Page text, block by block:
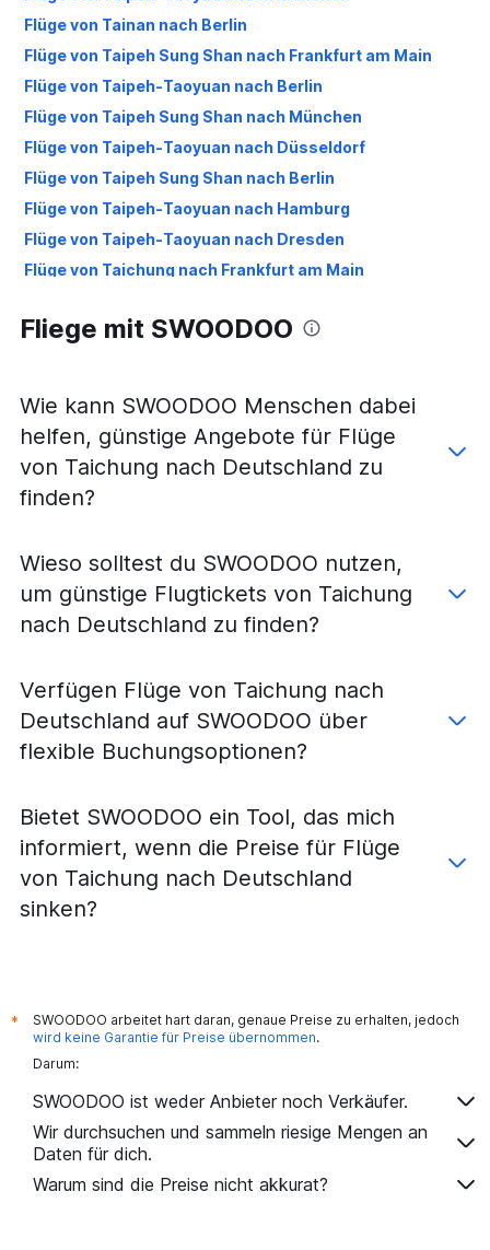
Flüge von Tainan nach Berlin
Flüge von Taipeh Sung Shan nach Frankfurt am Main
Flüge von Taipeh-Taoyuan nach Berlin
Flüge von Taipeh Sung Shan nach München
Flüge von Taipeh-Taoyuan nach Düsseldorf
Flüge von Taipeh Sung Shan nach Berlin
Flüge von Taipeh-Taoyuan nach Hamburg
Flüge von Taipeh-Taoyuan nach Dresden
Flüge von Taichung nach Frankfurt am Main
Flüge von Taipeh Sung Shan nach Hamburg
Flüge von Kaohsiung nach Berlin
Flüge von Taipeh-Taoyuan nach Köln
Flüge von Kaohsiung nach Düsseldorf
Flüge von Taichung nach Düsseldorf
Flüge von Kaohsiung nach Bremen
Fliege mit SWOODOO
Wie kann SWOODOO Menschen dabei
helfen, günstige Angebote für Flüge
von Taichung nach Deutschland zu
finden?
Wieso solltest du SWOODOO nutzen,
um günstige Flugtickets von Taichung
nach Deutschland zu finden?
Verfügen Flüge von Taichung nach
Deutschland auf SWOODOO über
flexible Buchungsoptionen?
Bietet SWOODOO ein Tool, das mich
informiert, wenn die Preise für Flüge
von Taichung nach Deutschland
sinken?
*
SWOODOO arbeitet hart daran, genaue Preise zu erhalten, jedoch
wird keine Garantie für Preise übernommen.
Darum:
SWOODOO ist weder Anbieter noch Verkäufer.
Wir durchsuchen und sammeln riesige Mengen an
Daten für dich.
Warum sind die Preise nicht akkurat?